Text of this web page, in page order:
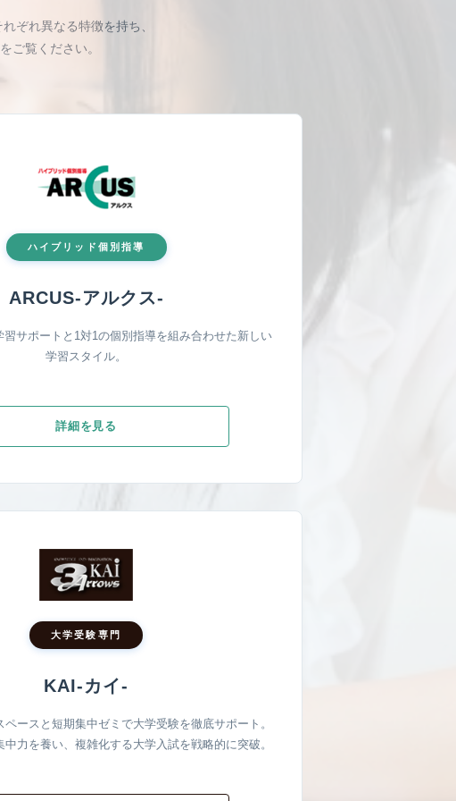
ぞれ異なる特徴を持ち、
ご覧ください。
ハイブリッド個別指導
ARCUS-アルク ス-
習サポートと1対1の個別指導を組み合わせた新しい
学習スタイル。
詳細を見る
大学受験専門
KAI-カイ-
ースと短期集中ゼミで大学受験を徹底サポート。
力を養い、複雑化する大学入試を戦略的に突破。